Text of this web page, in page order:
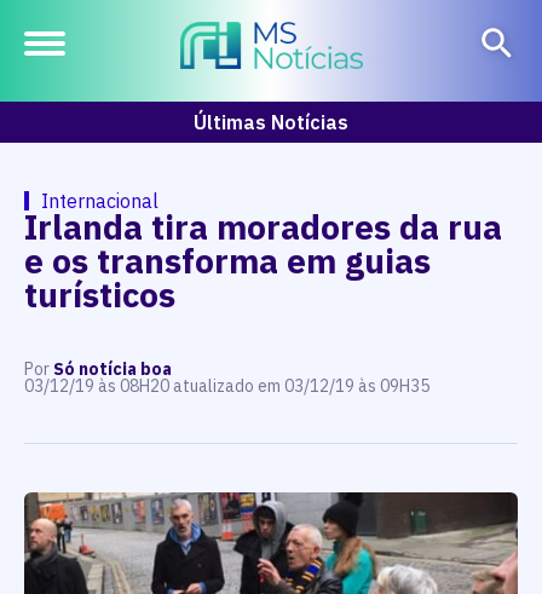
Últimas Notícias
Internacional
Irlanda tira moradores da rua
e os transforma em guias
turísticos
Por Só notícia boa
03/12/19 às 08H20 atualizado em 03/12/19 às 09H35